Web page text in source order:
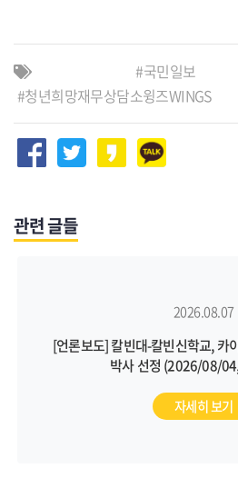
국민일보
청년희망재무상담소윙즈WINGS
관련 글들
2026.08.07
[언론보도] 칼빈대-칼빈신학교, 카
박사 선정 (2026/08/
자세히 보기